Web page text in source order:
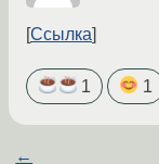
Ссылка
1 1
←